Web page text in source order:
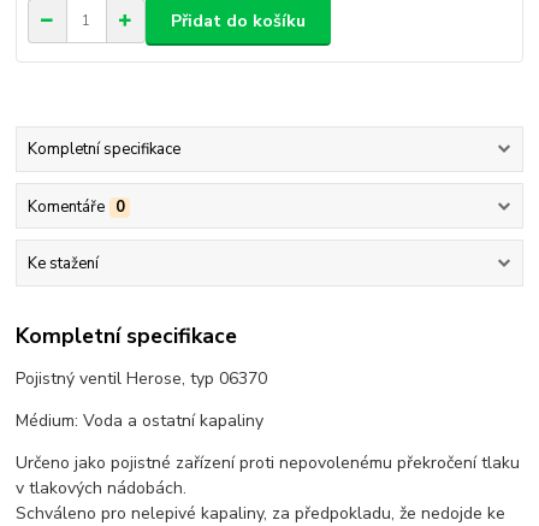
Přidat do košíku
Kompletní specifikace
Komentáře 0
Ke stažení
Kompletní specifikace
Pojistný ventil Herose, typ 06370
Médium: Voda a ostatní kapaliny
Určeno jako pojistné zařízení proti nepovolenému překročení tlaku
v tlakových nádobách.
Schváleno pro nelepivé kapaliny, za předpokladu, že nedojde ke